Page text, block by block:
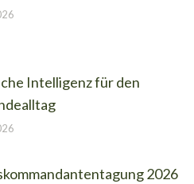
Intelligenz für den
2026